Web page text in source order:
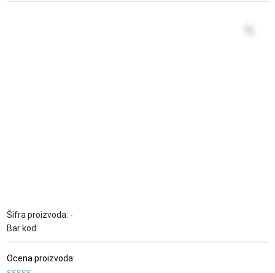
Bar kod:
Šifra proizvoda: -
Ocena proizvoda: